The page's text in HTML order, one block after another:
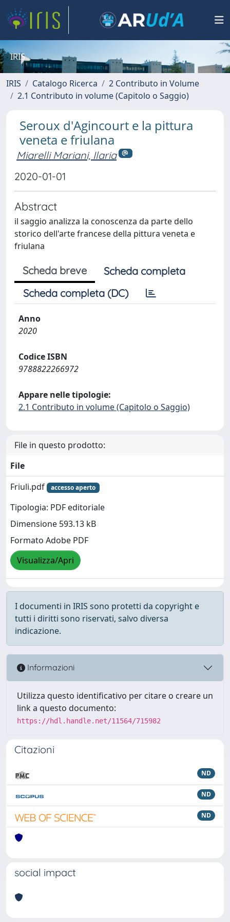
IRIS
IRIS Catalogo Ricerca
2 Contributo in Volume
2.1 Contributo in volume (Capitolo o Saggio)
Seroux d'Agincourt e la pittura
veneta e friulana
Miarelli Mariani, Ilaria
2020-01-01
Abstract
il saggio analizza la conoscenza da parte dello
storico dell'arte francese della pittura veneta e
friulana
Scheda breve
Scheda completa
Scheda completa (DC)
Anno
2020
Codice ISBN
9788822266972
Appare nelle tipologie:
2.1 Contributo in volume (Capitolo o Saggio)
File in questo prodotto:
File
Friuli.pdf
accesso aperto
Tipologia: PDF editoriale
Dimensione 593.13 kB
Formato Adobe PDF
Visualizza/Apri
I documenti in IRIS sono protetti da copyright e
tutti i diritti sono riservati, salvo diversa
indicazione.
Informazioni
Utilizza questo identificativo per citare o creare un
link a questo documento:
https://hdl.handle.net/11564/715982
Citazioni
ND
ND
ND
social impact